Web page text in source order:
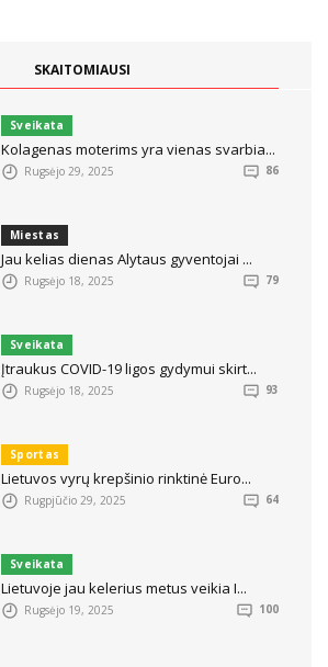
SKAITOMIAUSI
Sveikata
Kolagenas moterims yra vienas svarbia...
Rugsėjo 29, 2025 86
Miestas
Jau kelias dienas Alytaus gyventojai ...
Rugsėjo 18, 2025 79
Sveikata
Įtraukus COVID-19 ligos gydymui skirt...
Rugsėjo 18, 2025 93
Sportas
Lietuvos vyrų krepšinio rinktinė Euro...
Rugpjūčio 29, 2025 64
Sveikata
Lietuvoje jau kelerius metus veikia I...
Rugsėjo 19, 2025 100